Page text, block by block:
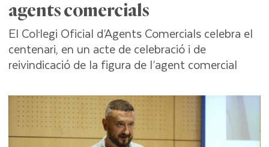
agents comercials
El Col·legi Oficial d’Agents Comercials celebra el
centenari, en un acte de celebració i de
reivindicació de la figura de l’agent comercial